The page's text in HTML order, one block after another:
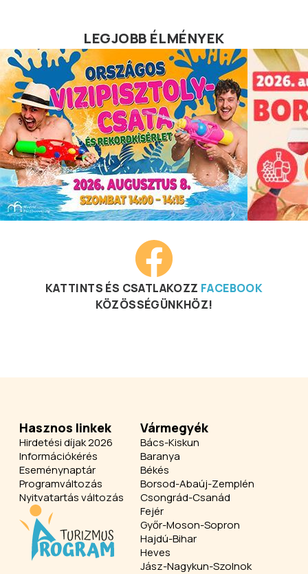
LEGJOBB ÉLMÉNYEK
KATTINTS ÉS CSATLAKOZZ FACEBOOK
KÖZÖSSÉGÜNKHÖZ!
Hasznos linkek
Hirdetési díjak 2026
Információkérés
Eseménynaptár
Programváltozás
Nyitvatartás változás
Vármegyék
Bács-Kiskun
Baranya
Békés
Borsod-Abaúj-Zemplén
Csongrád-Csanád
Fejér
Győr-Moson-Sopron
Hajdú-Bihar
Heves
Jász-Nagykun-Szolnok